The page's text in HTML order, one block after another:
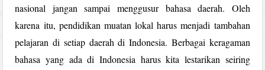
nasional jangan sampai menggusur bahasa daerah. Oleh
karena itu, pendidikan muatan lokal harus menjadi tambahan
pelajaran di setiap daerah di Indonesia. Berbagai keragaman
bahasa yang ada di Indonesia harus kita lestarikan seiring